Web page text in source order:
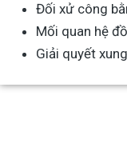
Đối xử công
Mối quan hệ
Giải quyết